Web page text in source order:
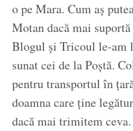
o pe Mara. Cum aș
Motan dacă mai
Blogul și Tricoul le-am
sunat cei de la Poștă.
pentru transportul în
doamna care ține
dacă mai trimitem